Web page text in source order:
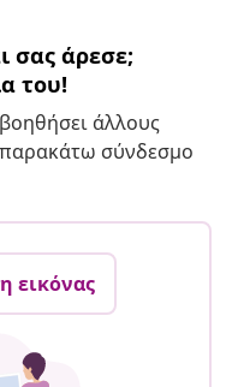
σας άρεσε;
του!
άλλους
σύνδεσμο
εικόνας